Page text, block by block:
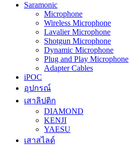
Saramonic
Microphone
Wireless Microphone
Lavalier Microphone
Shotgun Microphone
Dynamic Microphone
Plug and Play Microphone
Adapter Cables
iPOC
อุปกรณ์
เสาลิปติก
DIAMOND
KENJI
YAESU
เสาสไลด์